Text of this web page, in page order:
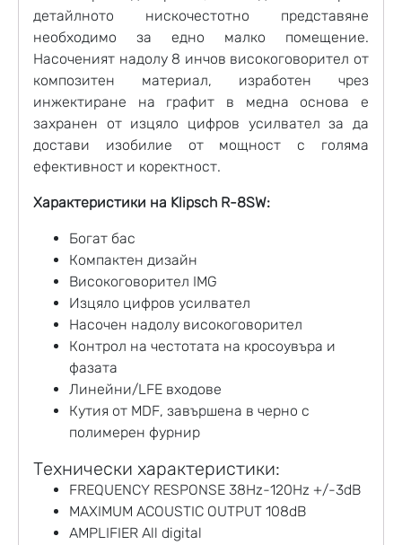
детайлното нискочестотно представяне
необходимо за едно малко помещение.
Насоченият надолу 8 инчов високоговорител от
композитен материал, изработен чрез
инжектиране на графит в медна основа е
захранен от изцяло цифров усилвател за да
достави изобилие от мощност с голяма
ефективност и коректност.
Характеристики на Klipsch R-8SW:
Богат бас
Компактен дизайн
Високоговорител IMG
Изцяло цифров усилвател
Насочен надолу високоговорител
Контрол на честотата на кросоувъра и
фазата
Линейни/LFE входове
Кутия от MDF, завършена в черно с
полимерен фурнир
Технически характеристики:
FREQUENCY RESPONSE 38Hz-120Hz +/-3dB
MAXIMUM ACOUSTIC OUTPUT 108dB
AMPLIFIER All digital